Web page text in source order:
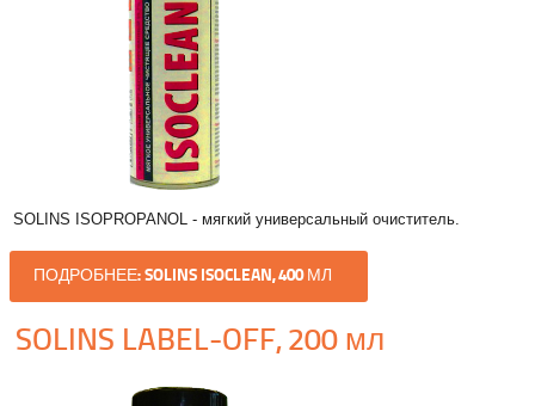
SOLINS ISOPROPANOL - мягкий универсальный очиститель.
ПОДРОБНЕЕ: SOLINS ISOCLEAN, 400 МЛ
SOLINS LABEL-OFF, 200 мл